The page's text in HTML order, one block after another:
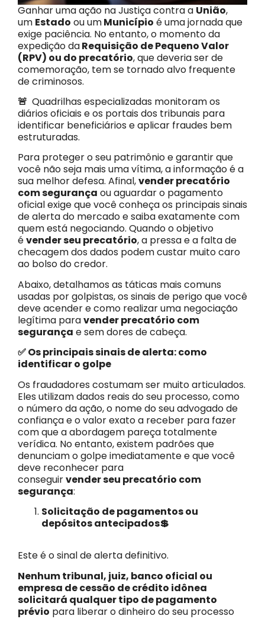
Ganhar uma ação na Justiça contra a União,
um Estado ou umMunicípio é uma jornada que
exige paciência. No entanto, o momento da
expedição daRequisição de Pequeno Valor
(RPV) ou do precatório, que deveria ser de
comemoração, tem se tornado alvo frequente
de criminosos.
🚨 Quadrilhas especializadas monitoram os
diários oficiais e os portais dos tribunais para
identificar beneficiários e aplicar fraudes bem
estruturadas.
Para proteger o seu patrimônio e garantir que
você não seja mais uma vítima, a informação é a
sua melhor defesa. Afinal,vender precatório
com segurança ou aguardar o pagamento
oficial exige que você conheça os principais sinais
de alerta do mercado e saiba exatamente com
quem está negociando. Quando o objetivo
évender seu precatório, a pressa e a falta de
checagem dos dados podem custar muito caro
ao bolso do credor.
Abaixo, detalhamos as táticas mais comuns
usadas por golpistas, os sinais de perigo que você
deve acender e como realizar uma negociação
legítima paravender precatório com
segurança e sem dores de cabeça.
✅ Os principais sinais de alerta: como
identificar o golpe
Os fraudadores costumam ser muito articulados.
Eles utilizam dados reais do seu processo, como
o número da ação, o nome do seu advogado de
confiança e o valor exato a receber para fazer
com que a abordagem pareça totalmente
verídica. No entanto, existem padrões que
denunciam o golpe imediatamente e que você
deve reconhecer para
conseguirvender seu precatório com
segurança:
Solicitação de pagamentos ou
depósitos antecipados💲
Este é o sinal de alerta definitivo.
Nenhum tribunal, juiz, banco oficial ou
empresa de cessão de crédito idônea
solicitará qualquer tipo de pagamento
prévio para liberar o dinheiro do seu processo